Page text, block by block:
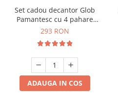
Cadouri Majorat
Cadouri pentru Nasi
Cadouri pentru Bunici
Cadouri pentru Sefi
Cel ce are tot
Cadouri Sfanta Maria
Cadouri Sfintii Mihail si Gavriil
Set cadou decantor Glob
Pamantesc cu 4 pahare
Deluxe
293 RON
ADAUGA IN COS